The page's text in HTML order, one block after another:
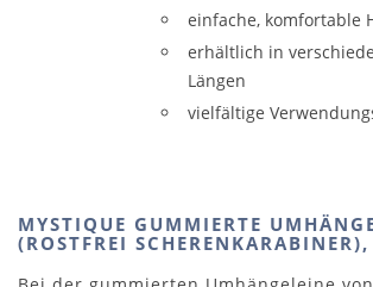
einfache, komfortable
erhältlich in
Längen
vielfältige
MYSTIQUE GUMMIERTE
(ROSTFREI